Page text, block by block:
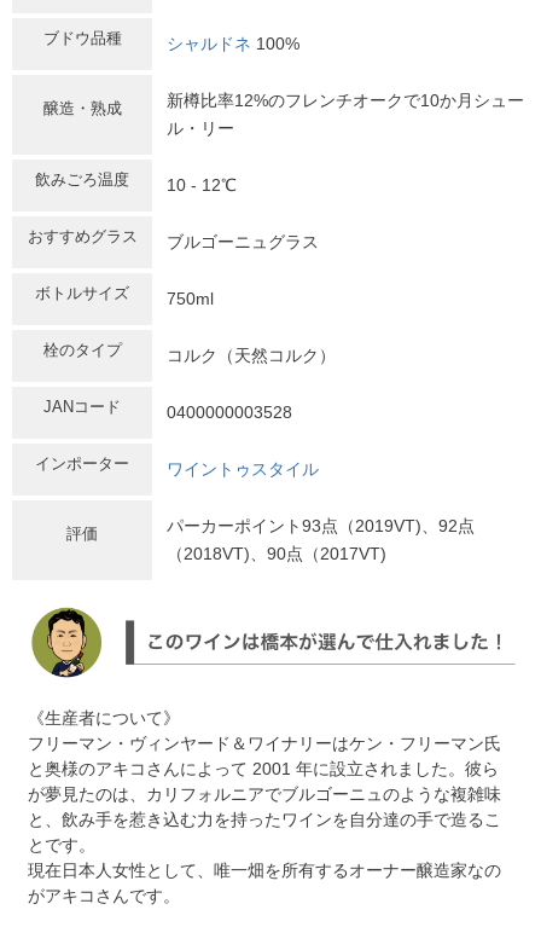
ブドウ品種 シャルドネ 100%
醸造・熟成
新樽比率12%のフレンチオークで10か月シュー
ル・リー
飲みごろ温度 10 - 12℃
おすすめグラス ブルゴーニュグラス
ボトルサイズ 750ml
栓のタイプ コルク（天然コルク）
JANコード 0400000003528
インポーター ワイントゥスタイル
評価
パーカーポイント93点（2019VT)、92点
（2018VT)、90点（2017VT)
《生産者について》
フリーマン・ヴィンヤード＆ワイナリーはケン・フリーマン氏
と奥様のアキコさんによって 2001 年に設立されました。彼ら
が夢見たのは、カリフォルニアでブルゴーニュのような複雑味
と、飲み手を惹き込む力を持ったワインを自分達の手で造るこ
とです。
現在日本人女性として、唯一畑を所有するオーナー醸造家なの
がアキコさんです。